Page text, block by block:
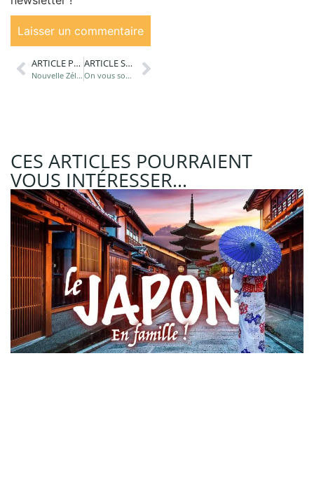
ARTICLE PRÉCÉDANT
Nouvelle Zélande en vidéo
ARTICLE SUIVANT
On vous souhaite un…
CES ARTICLES POURRAIENT
VOUS INTÉRESSER...